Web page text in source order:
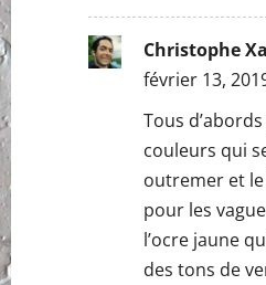
Christophe
février 13,
Tous
couleurs qui
outremer et
pour les
l’ocre jaune
des tons de